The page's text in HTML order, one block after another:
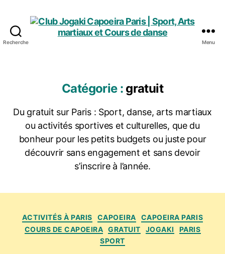
Recherche
Paris
|
Arts
martiaux
et
Cours
de
danse
Menu
Catégorie : gratuit
Du gratuit sur Paris : Sport, danse, arts martiaux
ou activités sportives et culturelles, que du
bonheur pour les petits budgets ou juste pour
découvrir sans engagement et sans devoir
s’inscrire à l’année.
Catégories
ACTIVITÉS À PARIS CAPOEIRA
CAPOEIRA PARIS
COURS DE CAPOEIRA
GRATUIT JOGAKI
PARIS
SPORT